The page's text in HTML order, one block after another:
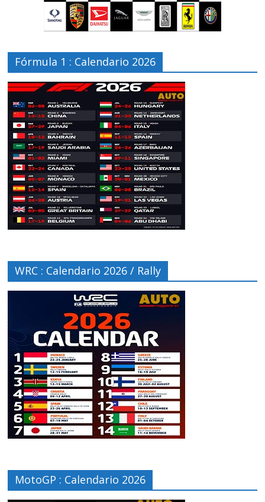
Fórmula 1 : Calendario 2026
WRC : Calendario 2026 / Rally
MotoGP : Calendario 2026